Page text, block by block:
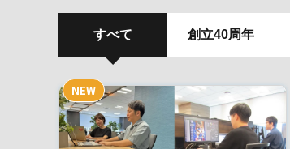
すべて 創立40周年